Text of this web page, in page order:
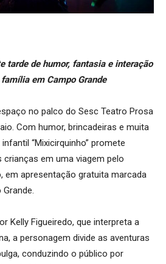
tarde de humor, fantasia e interação
em Campo Grande
no palco do Sesc Teatro Prosa
Com humor, brincadeiras e muita
“Mixicirquinho” promete
em uma viagem pelo
em apresentação gratuita marcada
Kelly Figueiredo, que interpreta a
a personagem divide as aventuras
conduzindo o público por